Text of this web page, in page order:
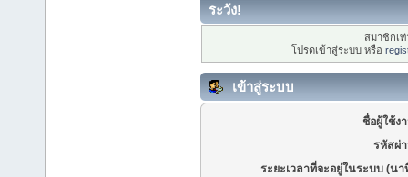
ระวัง!
สมาชิกเ
โปรดเข้าสู่ระบบ หรือ
เข้าสู่ระบบ
ชื่อผู้ใช้ง
รหัสผ่
ระยะเวลาที่จะอยู่ในระบบ (นา